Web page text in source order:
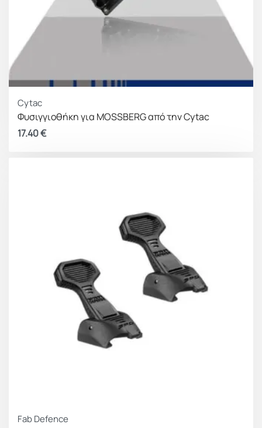
Cytac
Φυσιγγιοθήκη για MOSSBERG από την Cytac
17.40€
Fab Defence